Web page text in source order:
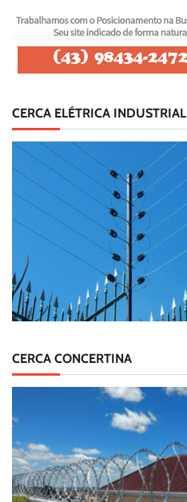
CERCA ELÉTRICA INDUSTRIAL
CERCA CONCERTINA